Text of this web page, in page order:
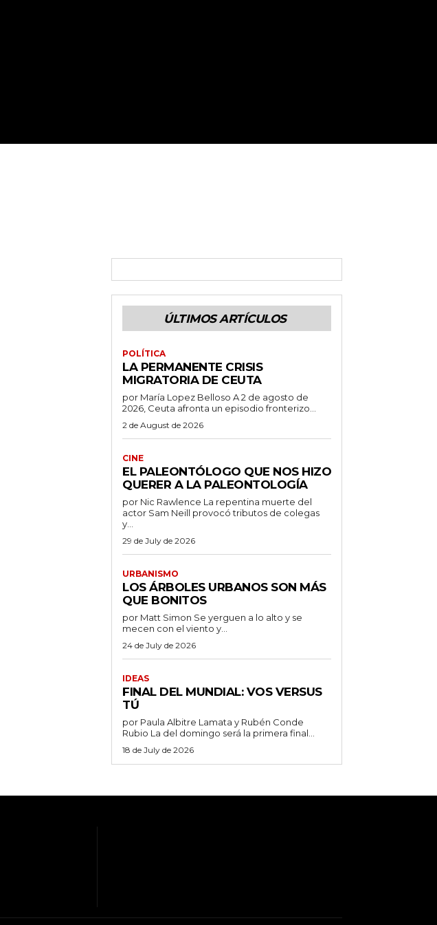
ÚLTIMOS ARTÍCULOS
POLÍTICA
LA PERMANENTE CRISIS
MIGRATORIA DE CEUTA
por María Lopez Belloso A 2 de agosto de
2026, Ceuta afronta un episodio fronterizo...
2 de August de 2026
CINE
EL PALEONTÓLOGO QUE NOS HIZO
QUERER A LA PALEONTOLOGÍA
por Nic Rawlence La repentina muerte del
actor Sam Neill provocó tributos de colegas
y...
29 de July de 2026
URBANISMO
LOS ÁRBOLES URBANOS SON MÁS
QUE BONITOS
por Matt Simon Se yerguen a lo alto y se
mecen con el viento y...
24 de July de 2026
IDEAS
FINAL DEL MUNDIAL: VOS VERSUS
TÚ
por Paula Albitre Lamata y Rubén Conde
Rubio La del domingo será la primera final...
18 de July de 2026